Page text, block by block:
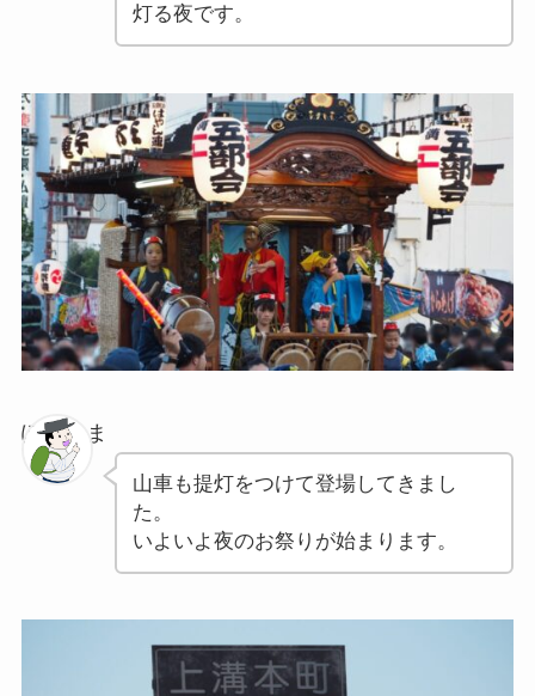
灯る夜です。
ぽちゃま
山車も提灯をつけて登場してきまし
た。
いよいよ夜のお祭りが始まります。